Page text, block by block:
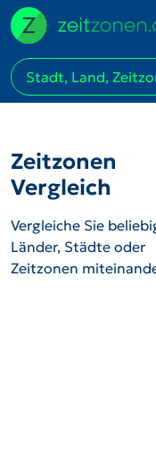
Zeitzonen
Vergleich
Vergleiche Sie
Länder, Städte oder
Zeitzonen